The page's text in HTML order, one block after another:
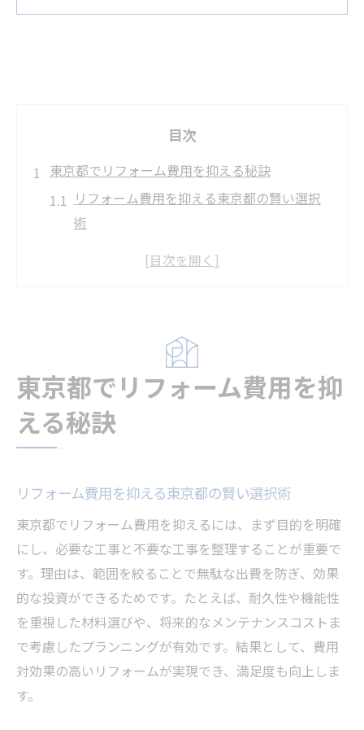
目次
東京都でリフォーム費用を抑える秘訣
リフォーム費用を抑える東京都の賢い選択
術
東京都でリフォーム会社を比較して納得の
リフォーム業者のランキングを活用したコ
スト削減法
東京都のリフォームでよくある費用の落と
し穴と対策
ント
リフォームの補助金を東京都で賢く利用す
東京都のリフォーム補助金の最新情報と申
請手順
補助金を活用したリフォーム費用の節約テ
クニック
東京都でリフォーム費用を抑
える秘訣
リフォーム費用を抑える東京都の賢い選択術
東京都でリフォーム費用を抑えるには、まず目的を明確
にし、必要な工事と不要な工事を整理することが重要で
す。理由は、範囲を絞ることで無駄な出費を防ぎ、効果
的な投資ができるためです。たとえば、耐久性や機能性
を重視した材料選びや、将来的なメンテナンスコストま
で考慮したプランニングが有効です。結果として、費用
対効果の高いリフォームが実現でき、満足度も向上しま
す。